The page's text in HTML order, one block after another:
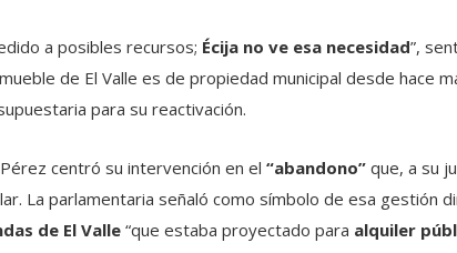
a posibles recursos; Écija no ve esa necesidad”,
de El Valle es de propiedad municipal desde hace
para su reactivación.
centró su intervención en el “abandono” que, a su
La parlamentaria señaló como símbolo de esa gestión
de El Valle “que estaba proyectado para alquiler